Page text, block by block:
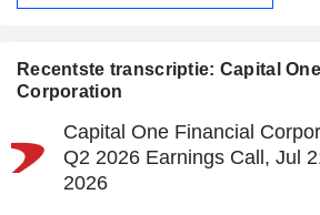
Recentste transcriptie: Capital
Corporation
Capital One Financial
Q2 2026 Earnings Call, Jul
2026